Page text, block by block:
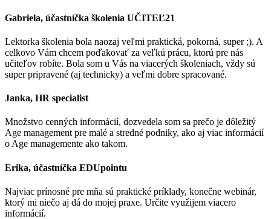
Gabriela, účastníčka školenia UČITEĽ21
Lektorka školenia bola naozaj veľmi praktická, pokorná, super ;). A
celkovo Vám chcem poďakovať za veľkú prácu, ktorú pre nás
učiteľov robíte. Bola som u Vás na viacerých školeniach, vždy sú
super pripravené (aj technicky) a veľmi dobre spracované.
Janka, HR specialist
Množstvo cenných informácií, dozvedela som sa prečo je dôležitý
Age management pre malé a stredné podniky, ako aj viac informácií
o Age managemente ako takom.
Erika, účastníčka EDUpointu
Najviac prínosné pre mňa sú praktické príklady, konečne webinár,
ktorý mi niečo aj dá do mojej praxe. Určite využijem viacero
informácií.